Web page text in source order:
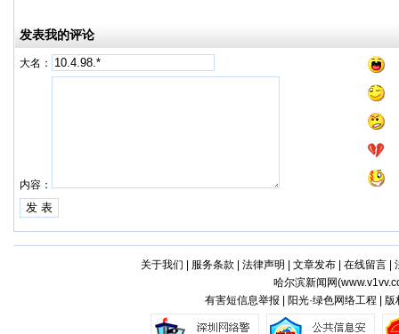
发表我的评论
大名：
内容：
关于我们 服务条款 法律声明 文章发布| 在线留言|
哈尔滨新闻网(
有害短信息举报 | 阳光·绿色网络工程 |